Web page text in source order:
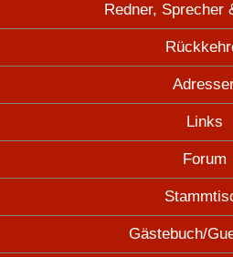
Redner, Sprecher
Links
Forum
Gästebuch/